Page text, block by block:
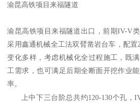
渝昆高铁项目来福隧道
渝昆高铁项目来福隧道出口，前期IV-V
采用鑫通机械全工法双臂凿岩台车，配
变化多样，考虑机械化全过程施工，既
工需求，也可满足后期全断面开挖作业
率。
上中下三台阶总共约120-130个孔，